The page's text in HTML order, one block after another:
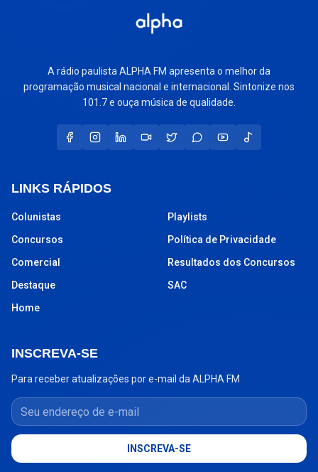
A rádio paulista ALPHA FM apresenta o melhor da
programação musical nacional e internacional. Sintonize nos
101.7 e ouça música de qualidade.
LINKS RÁPIDOS
Colunistas
Concursos
Comercial
Destaque
Home
Playlists
Política de Privacidade
Resultados dos Concursos
SAC
INSCREVA-SE
Para receber atualizações por e-mail da ALPHA FM
Seu endereço de e-mail
INSCREVA-SE